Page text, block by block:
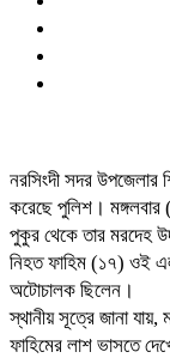
নরসিংদী সদর উপজেলার
করেছে পুলিশ। মঙ্গলবার
পুকুর থেকে তার মরদেহ
নিহত ফাহিম (১৭) ওই
অটোচালক ছিলেন।
স্থানীয় সূত্রে জানা যায়,
ফাহিমের লাশ ভাসতে